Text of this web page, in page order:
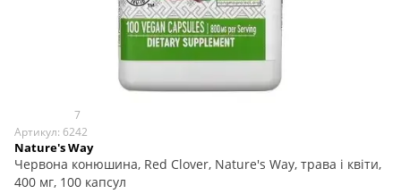
7
Артикул: 6242
Nature's Way
Червона конюшина, Red Clover, Nature's Way, трава і квіти,
400 мг, 100 капсул